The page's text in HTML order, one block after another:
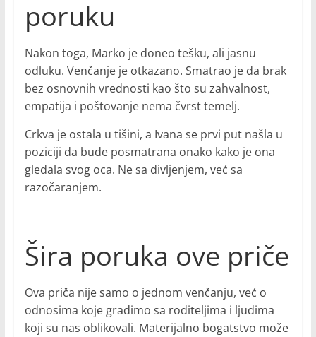
poruku
Nakon toga, Marko je doneo tešku, ali jasnu
odluku. Venčanje je otkazano. Smatrao je da brak
bez osnovnih vrednosti kao što su zahvalnost,
empatija i poštovanje nema čvrst temelj.
Crkva je ostala u tišini, a Ivana se prvi put našla u
poziciji da bude posmatrana onako kako je ona
gledala svog oca. Ne sa divljenjem, već sa
razočaranjem.
Šira poruka ove priče
Ova priča nije samo o jednom venčanju, već o
odnosima koje gradimo sa roditeljima i ljudima
koji su nas oblikovali. Materijalno bogatstvo može